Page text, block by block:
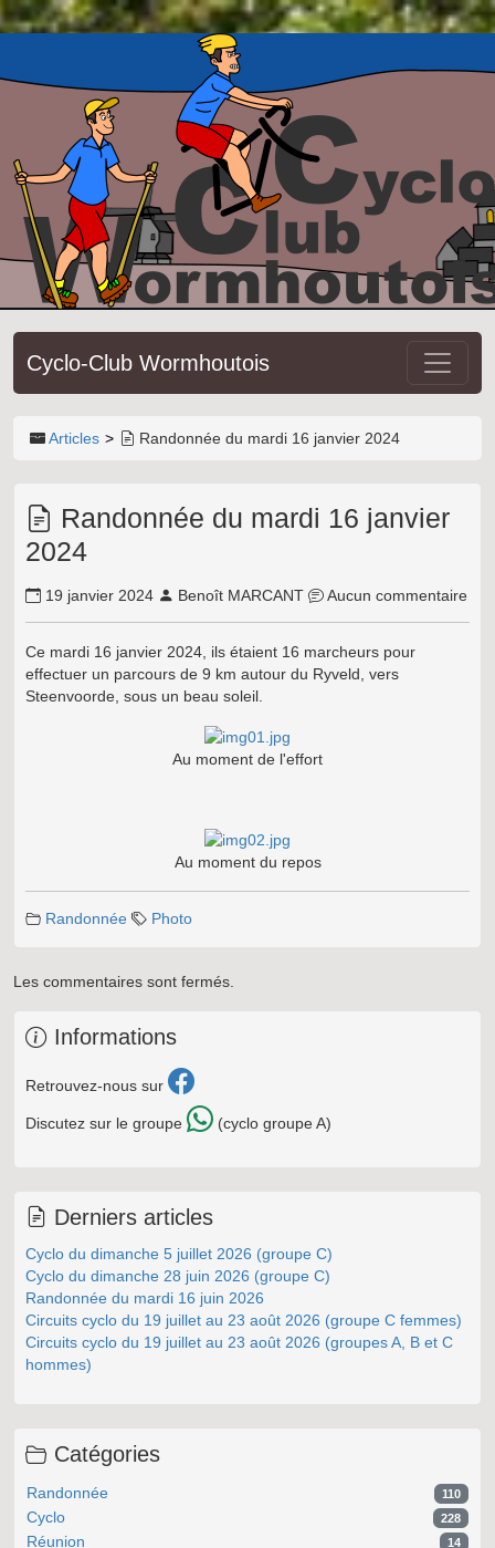
Cyclo-Club Wormhoutois
Articles Randonnée du mardi 16 janvier 2024
Randonnée du mardi 16 janvier
2024
19 janvier 2024 Benoît MARCANT Aucun commentaire
Ce mardi 16 janvier 2024, ils étaient 16 marcheurs pour
effectuer un parcours de 9 km autour du Ryveld, vers
Steenvoorde, sous un beau soleil.
Au moment de l'effort
Au moment du repos
Randonnée Photo
Les commentaires sont fermés.
Informations
Retrouvez-nous sur
Discutez sur le groupe (cyclo groupe A)
Derniers articles
Cyclo du dimanche 5 juillet 2026 (groupe C)
Cyclo du dimanche 28 juin 2026 (groupe C)
Randonnée du mardi 16 juin 2026
Circuits cyclo du 19 juillet au 23 août 2026 (groupe C femmes)
Circuits cyclo du 19 juillet au 23 août 2026 (groupes A, B et C
hommes)
Catégories
Randonnée 110
Cyclo 228
Réunion 14